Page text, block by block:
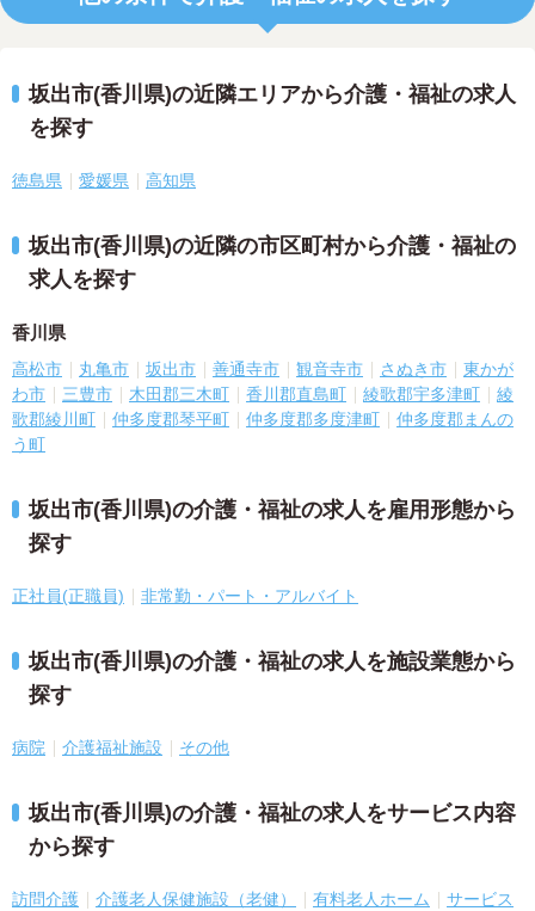
坂出市(香川県)の近隣エリアから介護・福祉の求人
を探す
徳島県 愛媛県 高知県
坂出市(香川県)の近隣の市区町村から介護・福祉の
求人を探す
香川県
高松市 丸亀市 坂出市 善通寺市 観音寺市 さぬき市
東かが
わ市
三豊市 木田郡三木町 香川郡直島町 綾歌郡宇多津町
綾
歌郡綾川町
仲多度郡琴平町 仲多度郡多度津町
仲多度郡まんの
う町
坂出市(香川県)の介護・福祉の求人を雇用形態から
探す
正社員(正職員) 非常勤・パート・アルバイト
坂出市(香川県)の介護・福祉の求人を施設業態から
探す
病院 介護福祉施設 その他
坂出市(香川県)の介護・福祉の求人をサービス内容
から探す
訪問介護 介護老人保健施設（老健） 有料老人ホーム
サービス